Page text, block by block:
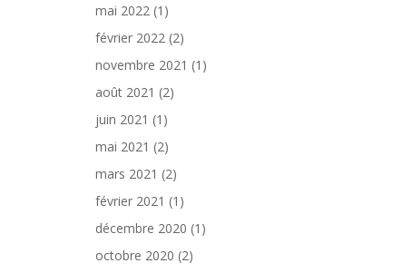
mai 2022 (1)
février 2022 (2)
novembre 2021 (1)
août 2021 (2)
juin 2021 (1)
mai 2021 (2)
mars 2021 (2)
février 2021 (1)
décembre 2020 (1)
octobre 2020 (2)